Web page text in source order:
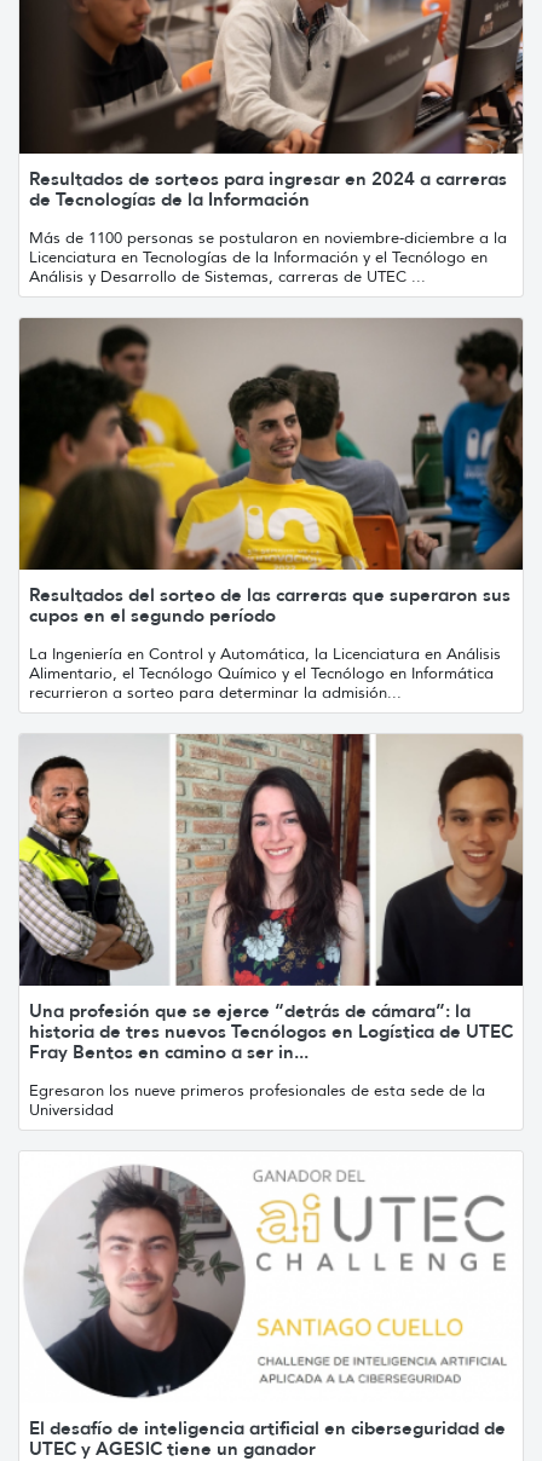
Resultados de sorteos para ingresar en 2024 a carreras
de Tecnologías de la Información
Más de 1100 personas se postularon en noviembre-diciembre a la
Licenciatura en Tecnologías de la Información y el Tecnólogo en
Análisis y Desarrollo de Sistemas, carreras de UTEC ...
Resultados del sorteo de las carreras que superaron sus
cupos en el segundo período
La Ingeniería en Control y Automática, la Licenciatura en Análisis
Alimentario, el Tecnólogo Químico y el Tecnólogo en Informática
recurrieron a sorteo para determinar la admisión...
Una profesión que se ejerce “detrás de cámara”: la
historia de tres nuevos Tecnólogos en Logística de UTEC
Fray Bentos en camino a ser in...
Egresaron los nueve primeros profesionales de esta sede de la
Universidad
El desafío de inteligencia artificial en ciberseguridad de
UTEC y AGESIC tiene un ganador